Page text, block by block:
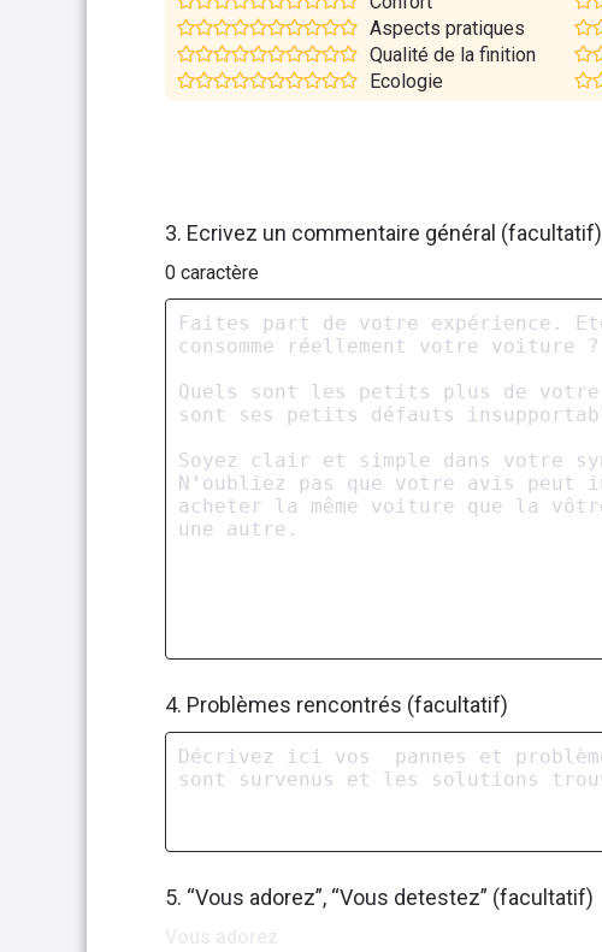
Aspects pratiques
Qualité de la finition
Ecologie
3. Ecrivez un commentaire général (facultatif)
0 caractère
4. Problèmes rencontrés (facultatif)
5. “Vous adorez”, “Vous detestez” (facultatif)